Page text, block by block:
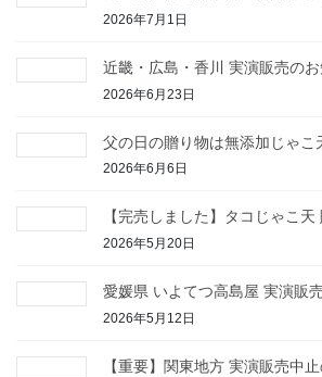
2026年7月1日
近畿・広島・香川 実演販売の
2026年6月23日
父の日の贈り物は無添加じゃこ
2026年6月6日
【完売しました】タコじゃこ天
2026年5月20日
愛媛県 いよてつ高島屋 実演販
2026年5月12日
【重要】関東地方 実演販売中